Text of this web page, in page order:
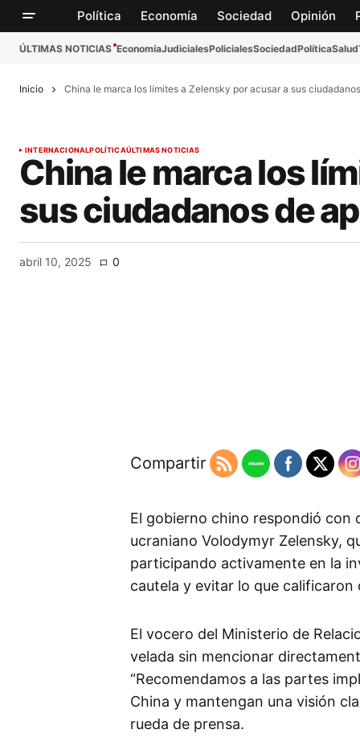
Política Economía Sociedad Opinión
ÚLTIMAS NOTICIAS EconomíaJudicialesPolicialesSociedadPolíticaSalud
Inicio China le marca los límites a Zelensky por acusar a sus
INTERNACIONALPOLÍTICAÚLTIMAS NOTICIAS
China le marca los
sus ciudadanos de
abril 10, 2025 0
Compartir
El gobierno chino respondió con
ucraniano Volodymyr Zelensky,
participando activamente en la
cautela y evitar lo que calificaron
El vocero del Ministerio de
velada sin mencionar
“Recomendamos a las partes
China y mantengan una visión
rueda de prensa.